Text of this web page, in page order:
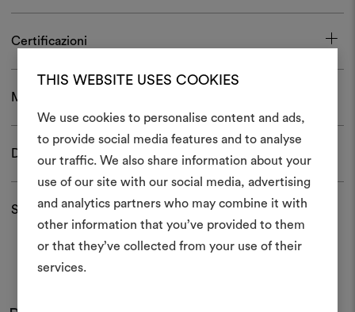
THIS WEBSITE USES COOKIES
We use cookies to personalise content and ads,
to provide social media features and to analyse
our traffic. We also share information about your
use of our site with our social media, advertising
and analytics partners who may combine it with
other information that you’ve provided to them
or that they’ve collected from your use of their
services.
Certificazioni
Manutenzione e confezionamento
Download
Spedizioni e resi
Crea
Uno strumento interattivo
e condividere le tue idee,